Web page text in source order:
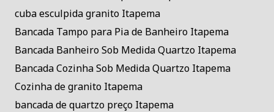
cuba esculpida granito Itapema
Bancada Tampo para Pia de Banheiro Itapema
Bancada Banheiro Sob Medida Quartzo Itapema
Bancada Cozinha Sob Medida Quartzo Itapema
Cozinha de granito Itapema
bancada de quartzo preço Itapema